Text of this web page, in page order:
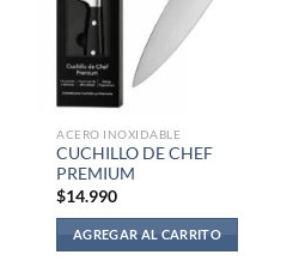
ACERO INOXIDABLE
CUCHILLO DE CHEF
PREMIUM
$14.990
AGREGAR AL CARRITO